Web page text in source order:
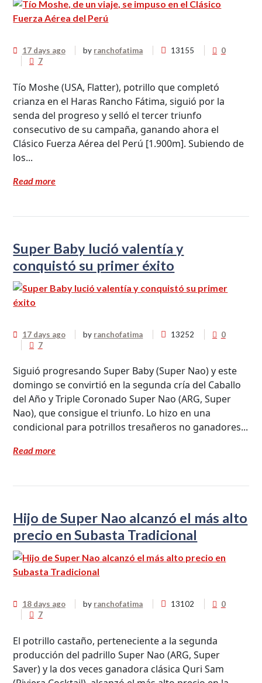
17 days ago by ranchofatima 13155
0
7
Tío Moshe (USA, Flatter), potrillo que completó
crianza en el Haras Rancho Fátima, siguió por la
senda del progreso y selló el tercer triunfo
consecutivo de su campaña, ganando ahora el
Clásico Fuerza Aérea del Perú [1.900m]. Subiendo de
los...
Read more
Super Baby lució valentía y
conquistó su primer éxito
17 days ago by ranchofatima 13252
0
7
Siguió progresando Super Baby (Super Nao) y este
domingo se convirtió en la segunda cría del Caballo
del Año y Triple Coronado Super Nao (ARG, Super
Nao), que consigue el triunfo. Lo hizo en una
condicional para potrillos tresañeros no ganadores...
Read more
Hijo de Super Nao alcanzó el más alto
precio en Subasta Tradicional
18 days ago by ranchofatima 13102
0
7
El potrillo castaño, perteneciente a la segunda
producción del padrillo Super Nao (ARG, Super
Saver) y la dos veces ganadora clásica Quri Sam